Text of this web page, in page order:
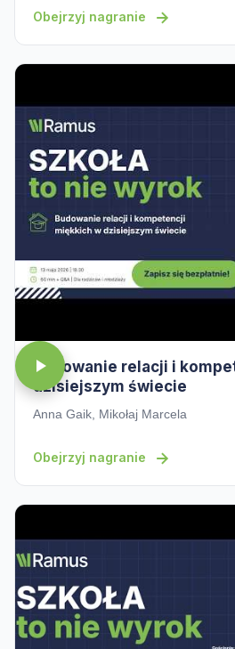
Obejrzyj nagranie
Budowanie relacji i
dzisiejszym świecie
Anna Gaik, Mikołaj Marcela
Obejrzyj nagranie